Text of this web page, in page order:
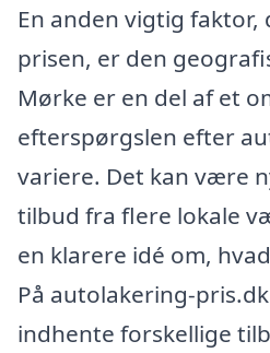
En anden vigtig faktor,
prisen, er den
Mørke er en del af et
efterspørgslen efter
variere. Det kan være
tilbud fra flere lokale
en klarere idé om,
På autolakering-
indhente forskellige